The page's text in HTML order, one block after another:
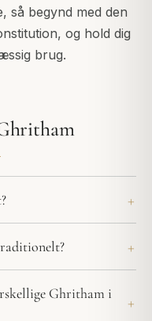
så begynd med den
og hold dig
brug.
Ghritham i